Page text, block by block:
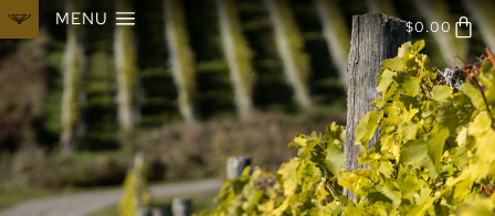
MENU $0.00